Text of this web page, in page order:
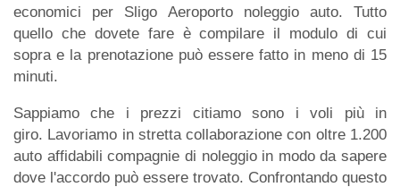
economici per Sligo Aeroporto noleggio auto. Tutto
quello che dovete fare è compilare il modulo di cui
sopra e la prenotazione può essere fatto in meno di 15
minuti.
Sappiamo che i prezzi citiamo sono i voli più in
giro. Lavoriamo in stretta collaborazione con oltre 1.200
auto affidabili compagnie di noleggio in modo da sapere
dove l'accordo può essere trovato. Confrontando questo